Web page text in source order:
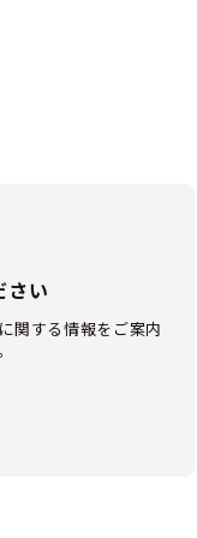
さい
関する情報をご案内